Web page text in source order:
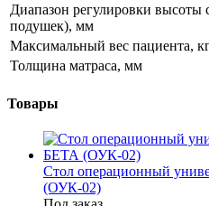
Диапазон регулировки высоты
подушек), мм
Максимальный вес пациента,
Толщина матраса, мм
Товары
Стол операционный
(ОУК-02)